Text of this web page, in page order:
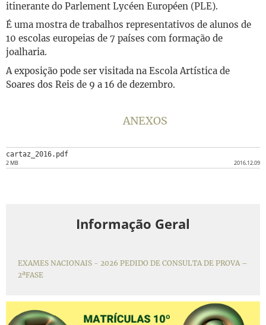
itinerante do Parlement Lycéen Européen (PLE).
É uma mostra de trabalhos representativos de alunos de
10 escolas europeias de 7 países com formação de
joalharia.
A exposição pode ser visitada na Escola Artística de
Soares dos Reis de 9 a 16 de dezembro.
ANEXOS
cartaz_2016.pdf
2 MB 2016.12.09
Informação Geral
EXAMES NACIONAIS - 2026 PEDIDO DE CONSULTA DE PROVA –
2ªFASE